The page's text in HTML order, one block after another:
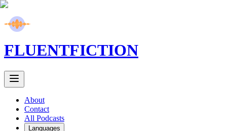
FLUENTFICTION
About
Contact
All Podcasts
Languages